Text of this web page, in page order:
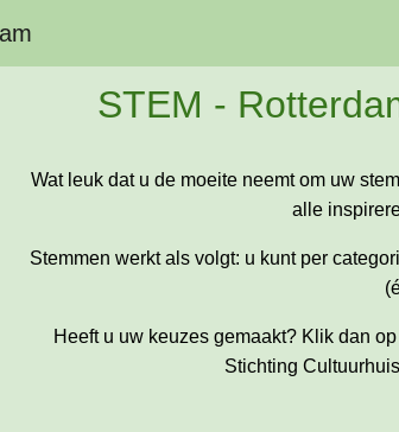
STEM -
Wat leuk dat u de moeite neemt om uw
alle
Stemmen werkt als volgt: u kunt per
Heeft u uw keuzes gemaakt? Klik dan op
Stichting